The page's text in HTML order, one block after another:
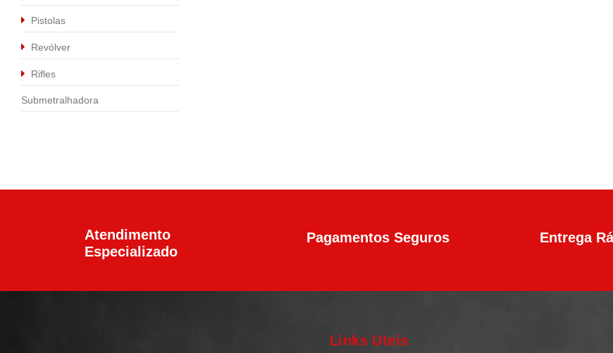
Pistolas
Revólver
Rifles
Submetralhadora
Atendimento
Especializado
Pagamentos Seguros Entrega
Links Uteis